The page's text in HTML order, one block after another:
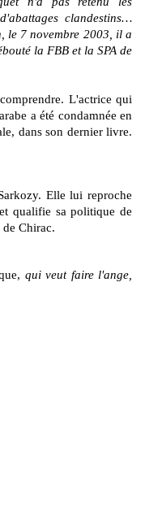
clandestins…
le 7 novembre 2003, il a
la FBB et la SPA de
L'actrice qui
a été condamnée en
dans son dernier livre.
Elle lui reproche
qualifie sa politique de
de Chirac.
qui veut faire l'ange,